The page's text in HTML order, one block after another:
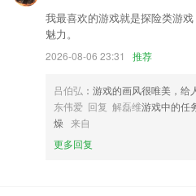
我最喜欢的游戏就是探险类游
魅力。
2026-08-06 23:31 推荐
吕伯弘 ：游戏的画风很唯美，给
东伟爱 回复 解磊维游戏中的任
燥 来自
更多回复